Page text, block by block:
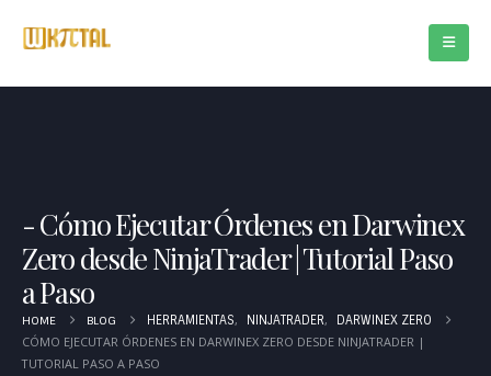
Cómo Ejecutar Órdenes en Darwinex
Zero desde NinjaTrader | Tutorial Paso
a Paso
HOME BLOG HERRAMIENTAS, NINJATRADER, DARWINEX ZERO
CÓMO EJECUTAR ÓRDENES EN DARWINEX ZERO DESDE NINJATRADER |
TUTORIAL PASO A PASO